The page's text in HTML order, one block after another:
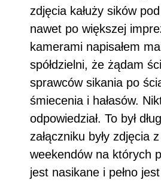
zdjęcia kałuży sików
nawet po większej
kamerami napisałem
spółdzielni, że żądam
sprawców sikania po
śmiecenia i hałasów.
odpowiedział. To był
załączniku były zdjęcia
weekendów na których
jest nasikane i pełno